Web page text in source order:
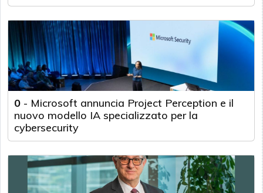
0 - Microsoft annuncia Project Perception e il
nuovo modello IA specializzato per la
cybersecurity